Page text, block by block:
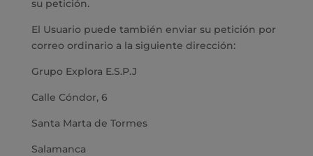
su petición.
El Usuario puede también enviar su petición por
correo ordinario a la siguiente dirección:
Grupo Explora E.S.P.J
Calle Cóndor, 6
Santa Marta de Tormes
Salamanca